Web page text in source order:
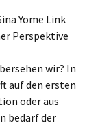
Yome Link
Perspektive
wir? In
auf den ersten
oder aus
bedarf der